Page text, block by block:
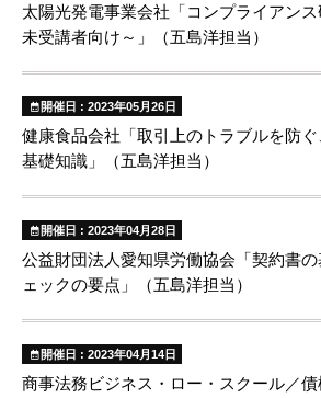
太陽光発電事業会社「コンプライアンス
未受講者向け～」（五島洋担当）
開催日 : 2023年05月26日
健康食品会社「取引上のトラブルを防
基礎知識」（五島洋担当）
開催日 : 2023年04月28日
公益財団法人愛知県労働協会「契約書
ェックの要点」（五島洋担当）
開催日 : 2023年04月14日
商事法務ビジネス・ロー・スクール／